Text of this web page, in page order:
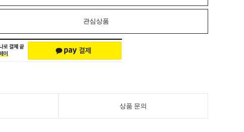
관심상품
상품 문의